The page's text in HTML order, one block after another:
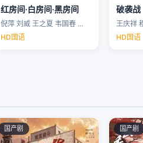
红房间·白房间·黑房间
倪萍 刘威 王之夏 韦国春 …
HD国语
破袭战
王庆祥
HD国语
国产剧 国产剧